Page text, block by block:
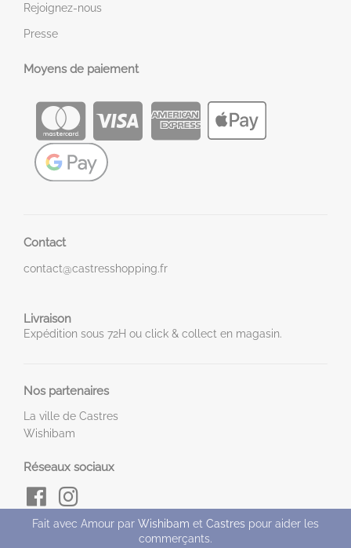
Rejoignez-nous
Presse
Moyens de paiement
Contact
contact@castresshopping.fr
Livraison
Expédition sous 72H ou click & collect en magasin.
Nos partenaires
La ville de Castres
Wishibam
Réseaux sociaux
Fait avec Amour par Wishibam et Castres pour aider les
commerçants.